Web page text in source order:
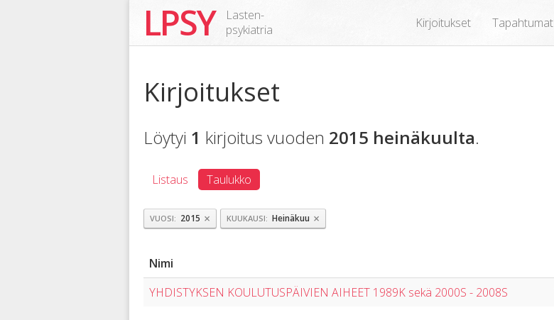
LPSY
Lasten-
psykiatria
Kirjoitukset Tapahtumat
Kirjoitukset
Löytyi 1 kirjoitus vuoden 2015 heinäkuulta.
Listaus Taulukko
VUOSI 2015 × KUUKAUSI Heinäkuu ×
Nimi
YHDISTYKSEN KOULUTUSPÄIVIEN AIHEET 1989K sekä 2000S - 2008S